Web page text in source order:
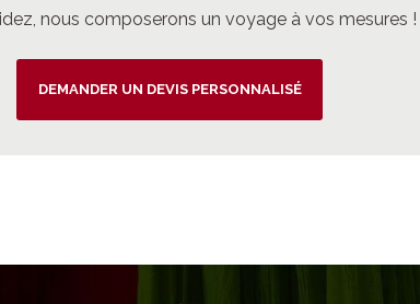
nous composerons un voyage à vos mesures !
DEMANDER UN DEVIS PERSONNALISÉ